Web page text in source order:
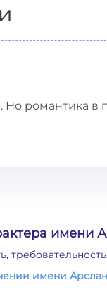
Но романтика в
имени
имени Арслан